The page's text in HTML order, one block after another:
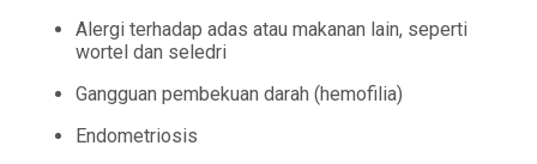
Alergi terhadap adas atau makanan lain, seperti
wortel dan seledri
Gangguan pembekuan darah (hemofilia)
Endometriosis